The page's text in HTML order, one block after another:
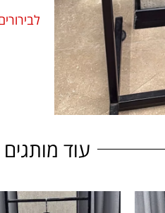
לבירורים
עוד מותגים